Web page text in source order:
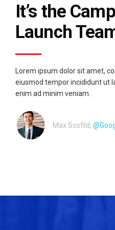
It’s the
Launch
Lorem ipsum dolor sit amet,
eiusmod tempor incididunt ut
enim ad minim veniam.
Max Scofild,